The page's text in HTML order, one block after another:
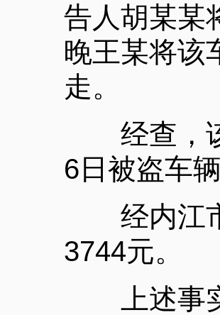
告人胡某某
晚王某将该
走。
经查，该
6日被盗车辆
经内江市
3744元。
上述事实